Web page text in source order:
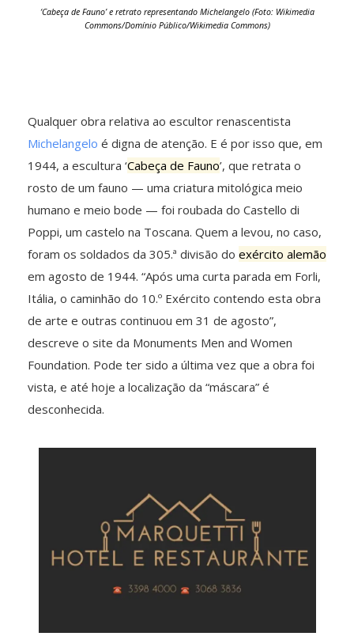
‘Cabeça de Fauno’ e retrato representando Michelangelo (Foto: Wikimedia
Commons/Domínio Público/Wikimedia Commons)
Qualquer obra relativa ao escultor renascentista
Michelangelo é digna de atenção. E é por isso que, em
1944, a escultura ‘Cabeça de Fauno’, que retrata o
rosto de um fauno — uma criatura mitológica meio
humano e meio bode — foi roubada do Castello di
Poppi, um castelo na Toscana. Quem a levou, no caso,
foram os soldados da 305.ª divisão do exército alemão
em agosto de 1944. “Após uma curta parada em Forli,
Itália, o caminhão do 10.º Exército contendo esta obra
de arte e outras continuou em 31 de agosto”,
descreve o site da Monuments Men and Women
Foundation. Pode ter sido a última vez que a obra foi
vista, e até hoje a localização da “máscara” é
desconhecida.